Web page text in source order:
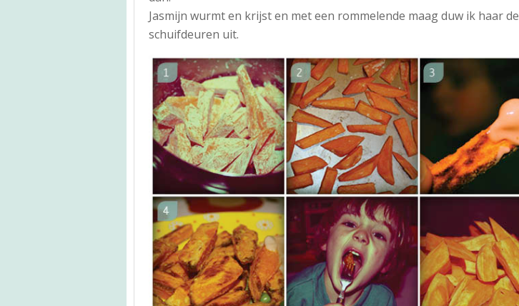
Jasmijn wurmt en krijst en met een rommelende maag duw ik haar de
schuifdeuren uit.